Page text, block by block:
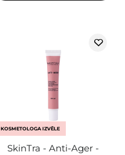
KOSMETOLOGA IZVĒLE
SkinTra - Anti-Ager -